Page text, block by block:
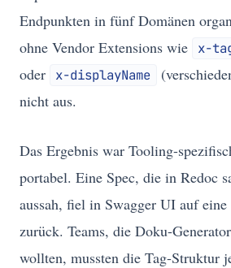
Endpunkten in fünf Domänen
ohne Vendor Extensions wie
x-
oder
x-displayName
nicht aus.
Das Ergebnis war Tooling-
portabel. Eine Spec, die in Redoc
aussah, fiel in Swagger UI auf
zurück. Teams, die Doku-
wollten, mussten die Tag-Struktur